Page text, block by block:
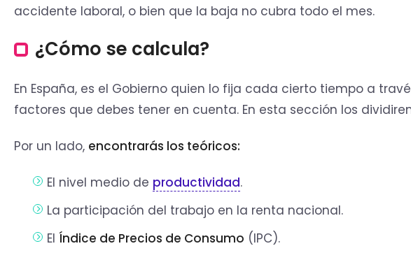
accidente laboral, o bien que la baja no cubra todo el mes.
¿Cómo se calcula?
En España, es el Gobierno quien lo fija cada cierto tiempo a
factores que debes tener en cuenta. En esta sección los
Por un lado, encontrarás los teóricos:
El nivel medio de productividad.
La participación del trabajo en la renta nacional.
El Índice de Precios de Consumo (IPC).